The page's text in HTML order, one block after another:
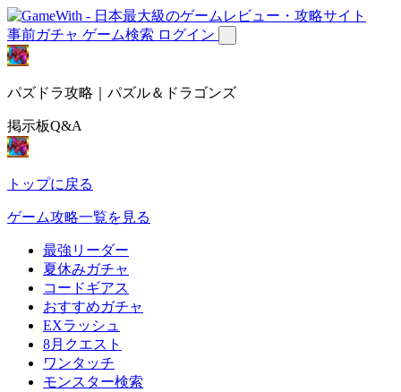
事前ガチャ ゲーム検索 ログイン
パズドラ攻略｜パズル＆ドラゴンズ
掲示板Q&A
トップに戻る
ゲーム攻略一覧を見る
最強リーダー
夏休みガチャ
コードギアス
おすすめガチャ
EXラッシュ
8月クエスト
ワンタッチ
モンスター検索